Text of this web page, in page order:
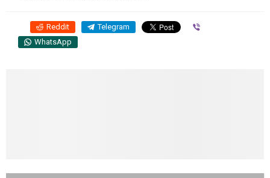
Reddit Telegram
WhatsApp